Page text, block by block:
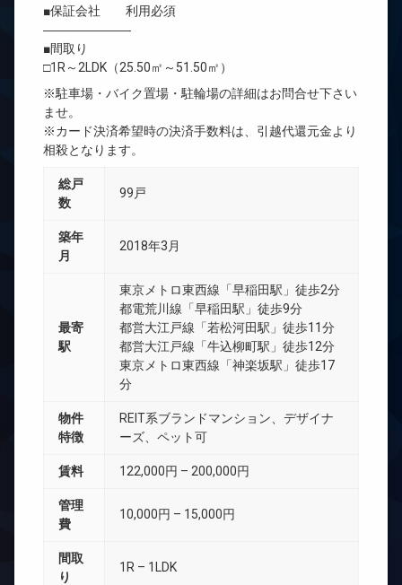
■保証会社 利用必須
―――――――
■間取り
□1R～2LDK（25.50㎡～51.50㎡）
※駐車場・バイク置場・駐輪場の詳細はお問合せ下さい
ませ。
※カード決済希望時の決済手数料は、引越代還元金より
相殺となります。
総戸
数
99戸
築年
月
2018年3月
最寄
駅
東京メトロ東西線「早稲田駅」徒歩2分
都電荒川線「早稲田駅」徒歩9分
都営大江戸線「若松河田駅」徒歩11分
都営大江戸線「牛込柳町駅」徒歩12分
東京メトロ東西線「神楽坂駅」徒歩17
分
物件
特徴
REIT系ブランドマンション、デザイナ
ーズ、ペット可
賃料 122,000円 – 200,000円
管理
費
10,000円 – 15,000円
間取
り
1R – 1LDK